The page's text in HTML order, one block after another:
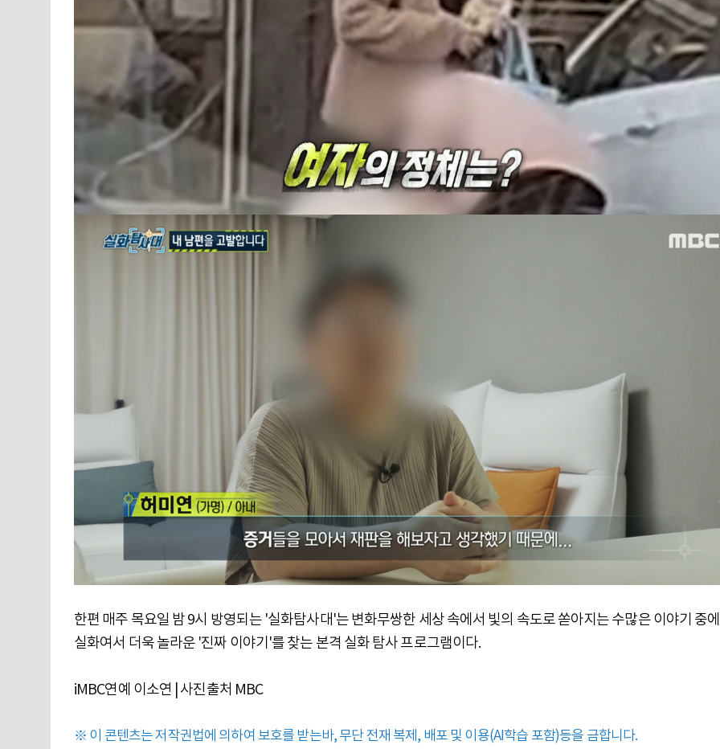
한편 매주 목요일 밤 9시 방영되는 '실화탐사대'는 변화무쌍한 세상 속에서 빛의 속도로 쏟아지는 수많은 이야기 중
실화여서 더욱 놀라운 '진짜 이야기'를 찾는 본격 실화 탐사 프로그램이다.
iMBC연예 이소연 | 사진출처 MBC
※ 이 콘텐츠는 저작권법에 의하여 보호를 받는바, 무단 전재 복제, 배포 및 이용(AI학습 포함)등을 금합니다.